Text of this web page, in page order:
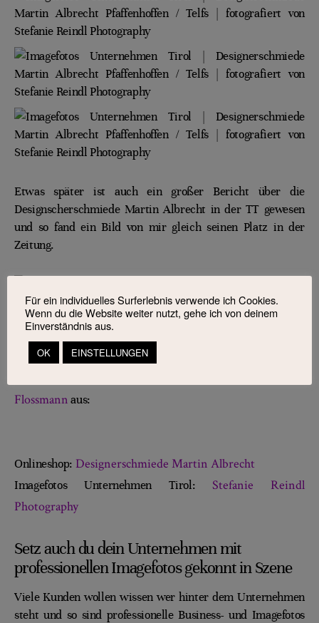
Etwas später ist auch ein großer Bericht über die
Designscherschmiede Martin Albrecht in der TT gewesen
und so fand ein Bild von mir gleich seinen Platz in der
Zeitung.
Und so sieht der schöne Kleiderbügel mit dem Tiroler Adler
Flossmannaus:
Onlineshop: Designerschmiede Martin Albrecht
Imagefotos Unternehmen Tirol: Stefanie Reindl
Photography
Setz auch du dein Unternehmen mit
professionellen Imagefotos gekonnt in Szene
Viele Kunden wollen wissen wer hinter dem Unternehmen
steht und so sind professionelle Business- und Imagefotos
Für ein individuelles Surferlebnis verwende ich Cookies.
Wenn du die Website weiter nutzt, gehe ich von deinem
Einverständnis aus.
OK EINSTELLUNGEN